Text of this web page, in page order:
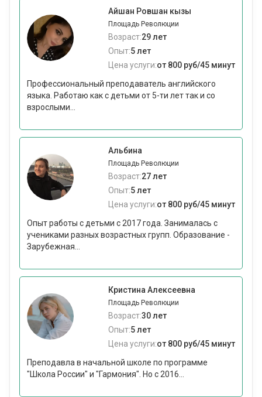
Айшан Ровшан кызы
Площадь Революции
Возраст:29 лет
Опыт:5 лет
Цена услуги:от 800 руб/45 минут
Профессиональный преподаватель английского
языка. Работаю как с детьми от 5-ти лет так и со
взрослыми...
Альбина
Площадь Революции
Возраст:27 лет
Опыт:5 лет
Цена услуги:от 800 руб/45 минут
Опыт работы с детьми с 2017 года. Занималась с
учениками разных возрастных групп. Образование -
Зарубежная...
Кристина Алексеевна
Площадь Революции
Возраст:30 лет
Опыт:5 лет
Цена услуги:от 800 руб/45 минут
Преподавла в начальной школе по программе
"Школа России" и "Гармония". Но с 2016...